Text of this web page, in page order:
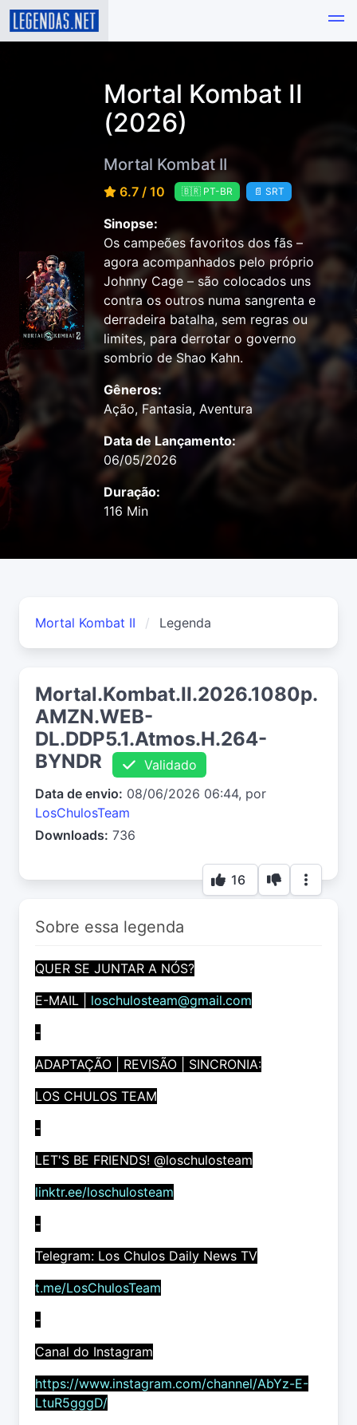
Mortal Kombat II
(2026)
Mortal Kombat II
6.7 / 10 🇧🇷 PT-BR 📄 SRT
Sinopse:
Os campeões favoritos dos fãs –
agora acompanhados pelo próprio
Johnny Cage – são colocados uns
contra os outros numa sangrenta e
derradeira batalha, sem regras ou
limites, para derrotar o governo
sombrio de Shao Kahn.
Gêneros:
Ação, Fantasia, Aventura
Data de Lançamento:
06/05/2026
Duração:
116 Min
Mortal Kombat II Legenda
Mortal.Kombat.II.2026.1080p.
AMZN.WEB-
DL.DDP5.1.Atmos.H.264-
BYNDR
Validado
Data de envio: 08/06/2026 06:44, por
LosChulosTeam
Downloads: 736
16
Sobre essa legenda
QUER SE JUNTAR A NÓS?
E-MAIL | loschulosteam@gmail.com
-
ADAPTAÇÃO | REVISÃO | SINCRONIA:
LOS CHULOS TEAM
-
LET'S BE FRIENDS! @loschulosteam
linktr.ee/loschulosteam
-
Telegram: Los Chulos Daily News TV
t.me/LosChulosTeam
-
Canal do Instagram
https://www.instagram.com/channel/AbYz-E-
LtuR5gggD/